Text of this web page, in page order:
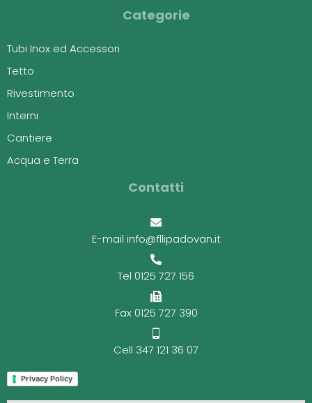
Categorie
Tubi Inox ed Accessori
Tetto
Rivestimento
Interni
Cantiere
Acqua e Terra
Contatti
E-mail info@fllipadovan.it
Tel 0125 727 156
Fax 0125 727 390
Cell 347 121 36 07
Privacy Policy